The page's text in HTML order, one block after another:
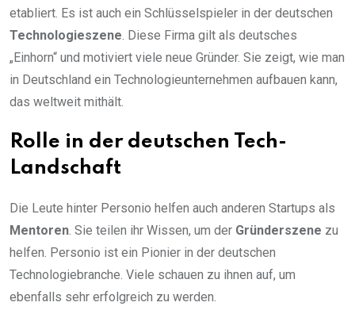
etabliert. Es ist auch ein Schlüsselspieler in der deutschen
Technologieszene. Diese Firma gilt als deutsches
„Einhorn“ und motiviert viele neue Gründer. Sie zeigt, wie man
in Deutschland ein Technologieunternehmen aufbauen kann,
das weltweit mithält.
Rolle in der deutschen Tech-
Landschaft
Die Leute hinter Personio helfen auch anderen Startups als
Mentoren. Sie teilen ihr Wissen, um der Gründerszene zu
helfen. Personio ist ein Pionier in der deutschen
Technologiebranche. Viele schauen zu ihnen auf, um
ebenfalls sehr erfolgreich zu werden.